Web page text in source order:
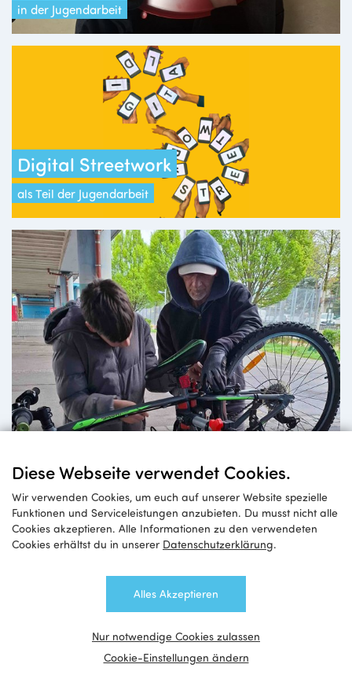
Diese Webseite verwendet Cookies.
Wir verwenden Cookies, um euch auf unserer Website spezielle
Funktionen und Serviceleistungen anzubieten. Du musst nicht alle
Cookies akzeptieren. Alle Informationen zu den verwendeten
Cookies erhältst du in unserer Datenschutzerklärung.
Alles Akzeptieren
Nur notwendige Cookies zulassen
Cookie-Einstellungen ändern
in der Jugendarbeit
Digital Streetwork
als Teil der Jugendarbeit
Junge Reparatur-Profis